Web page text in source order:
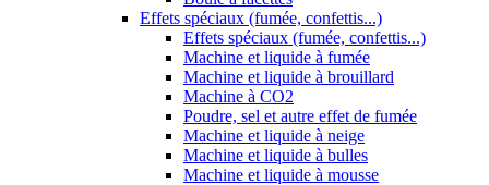
Effets spéciaux (fumée, confettis...)
Effets spéciaux (fumée, confettis...)
Machine et liquide à fumée
Machine et liquide à brouillard
Machine à CO2
Poudre, sel et autre effet de fumée
Machine et liquide à neige
Machine et liquide à bulles
Machine et liquide à mousse